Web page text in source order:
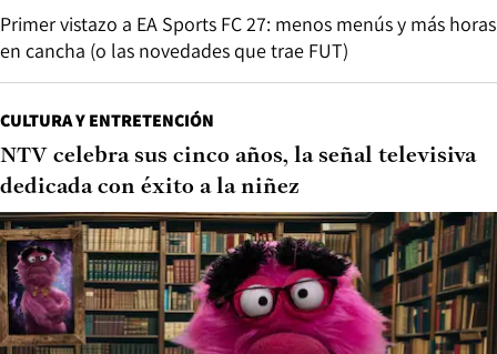
Primer vistazo a EA Sports FC 27: menos menús y más horas
en cancha (o las novedades que trae FUT)
CULTURA Y ENTRETENCIÓN
NTV celebra sus cinco años, la señal televisiva
dedicada con éxito a la niñez